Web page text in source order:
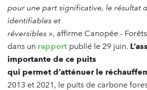
pour une part significative, le résultat
identifiables et
réversibles », affirme Canopée -
dans un rapport publié le 29 juin.
importante de ce puits
qui permet d’atténuer le
2013 et 2021, le puits de carbone